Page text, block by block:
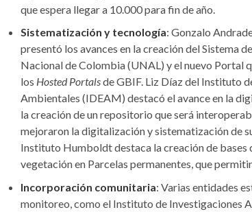
que espera llegar a 10.000 para fin de año.
Sistematización y tecnología: Gonzalo
presentó los avances en la creación del Sistema
Nacional de Colombia (UNAL) y el nuevo Portal
los Hosted Portalsde GBIF. Liz Díaz del Instituto
Ambientales (IDEAM) destacó el avance en la
la creación de un repositorio que será
mejoraron la digitalización y sistematización de
Instituto Humboldt destaca la creación de
vegetación en Parcelas permanentes, que
Incorporación comunitaria: Varias entidades
monitoreo, como el Instituto de Investigaciones